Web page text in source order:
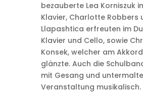
bezauberte Lea Korniszuk
Klavier, Charlotte Robbers
Llapashtica erfreuten im
Klavier und Cello, sowie
Konsek, welcher am
glänzte. Auch die
mit Gesang und
Veranstaltung musikalisch.